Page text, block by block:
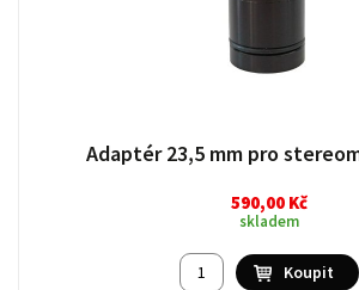
Adaptér 23,5 mm pro
590,00 Kč
skladem